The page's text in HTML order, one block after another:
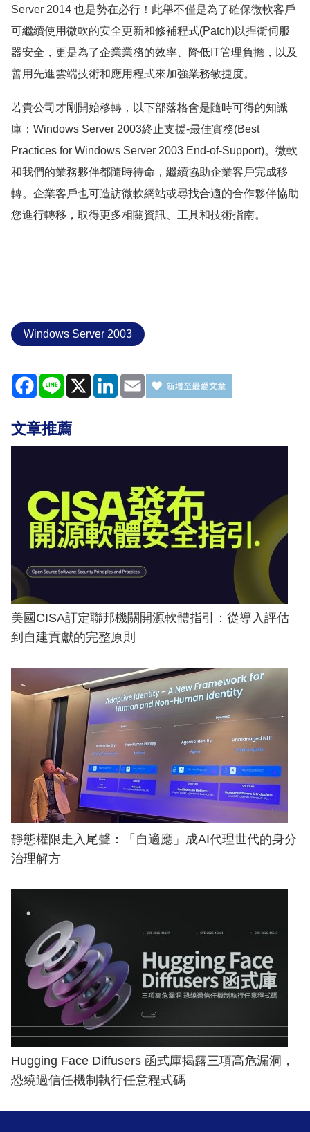
Server 2014 也是勢在必行！此舉不僅是為了確保微軟客戶
可繼續使用微軟的安全更新和修補程式(Patch)以捍衛伺服
器安全，更是為了企業業務的效率、降低IT管理負擔，以及
善用先進雲端技術和應用程式來加強業務敏捷度。
若貴公司才剛開始移轉，以下部落格會是隨時可得的知識
庫：Windows Server 2003終止支援-最佳實務(Best
Practices for Windows Server 2003 End-of-Support)。微軟
和我們的業務夥伴都隨時待命，繼續協助企業客戶完成移
轉。企業客戶也可造訪微軟網站或尋找合適的合作夥伴協助
您進行轉移，取得更多相關資訊、工具和技術指南。
Windows Server 2003
Facebook
Line X LinkedIn
Email
文章推薦
美國CISA訂定聯邦機關開源軟體指引：從導入評估
到自建貢獻的完整原則
靜態權限走入尾聲：「自適應」成AI代理世代的身分
治理解方
Hugging Face Diffusers 函式庫揭露三項高危漏洞，
恐繞過信任機制執行任意程式碼